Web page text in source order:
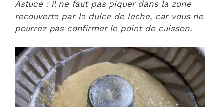
Astuce : il ne faut pas piquer dans la zone
recouverte par le dulce de leche, car vous ne
pourrez pas confirmer le point de cuisson.